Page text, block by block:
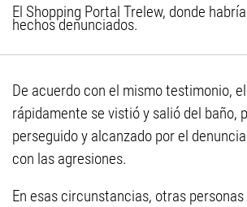
El Shopping Portal Trelew, donde
hechos denunciados.
De acuerdo con el mismo testimonio,
rápidamente se vistió y salió del baño,
perseguido y alcanzado por el
con las agresiones.
En esas circunstancias, otras personas